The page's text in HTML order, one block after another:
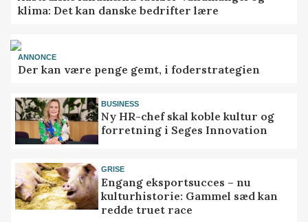
klima: Det kan danske bedrifter lære
ANNONCE
Der kan være penge gemt, i foderstrategien
BUSINESS
Ny HR-chef skal koble kultur og
forretning i Seges Innovation
GRISE
Engang eksportsucces – nu
kulturhistorie: Gammel sæd kan
redde truet race